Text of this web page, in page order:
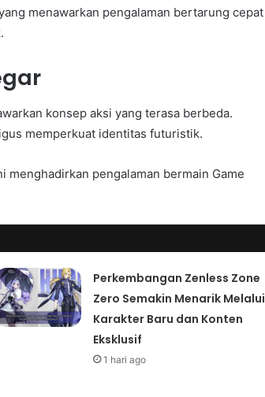
menawarkan pengalaman bertarung cepat
konsep aksi yang terasa berbeda.
memperkuat identitas futuristik.
pengalaman bermain Game
Perkembangan Zenless Zone
Zero Semakin Menarik Melalui
Karakter Baru dan Konten
Eksklusif
1 hari ago